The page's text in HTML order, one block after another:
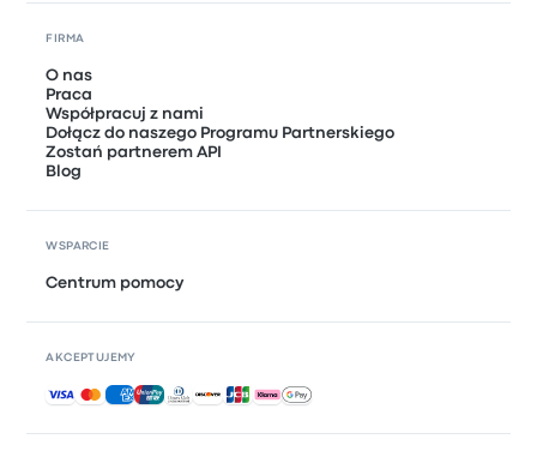
FIRMA
O nas
Praca
Współpracuj z nami
Dołącz do naszego Programu Partnerskiego
Zostań partnerem API
Blog
WSPARCIE
Centrum pomocy
AKCEPTUJEMY
Akceptowane płatności